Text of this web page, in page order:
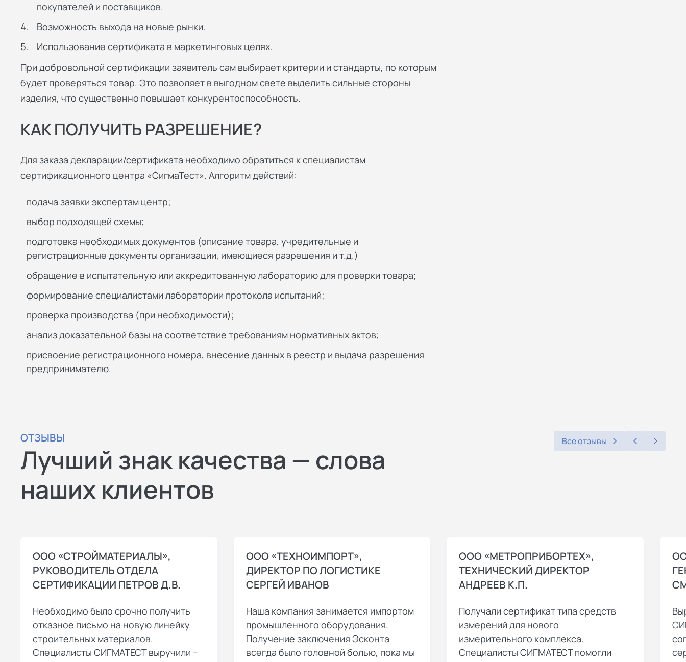
покупателей и поставщиков.
Возможность выхода на новые рынки.
Использование сертификата в маркетинговых целях.
При добровольной сертификации заявитель сам выбирает критерии и стандарты, по которым
будет проверяться товар. Это позволяет в выгодном свете выделить сильные стороны
изделия, что существенно повышает конкурентоспособность.
КАК ПОЛУЧИТЬ РАЗРЕШЕНИЕ?
Для заказа декларации/сертификата необходимо обратиться к специалистам
сертификационного центра «СигмаТест». Алгоритм действий:
подача заявки экспертам центр;
выбор подходящей схемы;
подготовка необходимых документов (описание товара, учредительные и
регистрационные документы организации, имеющиеся разрешения и т.д.)
обращение в испытательную или аккредитованную лабораторию для проверки товара;
формирование специалистами лаборатории протокола испытаний;
проверка производства (при необходимости);
анализ доказательной базы на соответствие требованиям нормативных актов;
присвоение регистрационного номера, внесение данных в реестр и выдача разрешения
предпринимателю.
ОТЗЫВЫ
Лучший знак качества — слова
наших клиентов
Все отзывы
ООО «СТРОЙМАТЕРИАЛЫ»,
РУКОВОДИТЕЛЬ ОТДЕЛА
СЕРТИФИКАЦИИ ПЕТРОВ Д.В.
Необходимо было срочно получить
отказное письмо на новую линейку
строительных материалов.
Специалисты СИГМАТЕСТ выручили –
ООО «ТЕХНОИМПОРТ»,
ДИРЕКТОР ПО ЛОГИСТИКЕ
СЕРГЕЙ ИВАНОВ
Наша компания занимается импортом
промышленного оборудования.
Получение заключения Эсконта
всегда было головной болью, пока мы
ООО «МЕТРОПРИБОРТЕХ»,
ТЕХНИЧЕСКИЙ ДИРЕКТОР
АНДРЕЕВ К.П.
Получали сертификат типа средств
измерений для нового
измерительного комплекса.
Специалисты СИГМАТЕСТ помогли